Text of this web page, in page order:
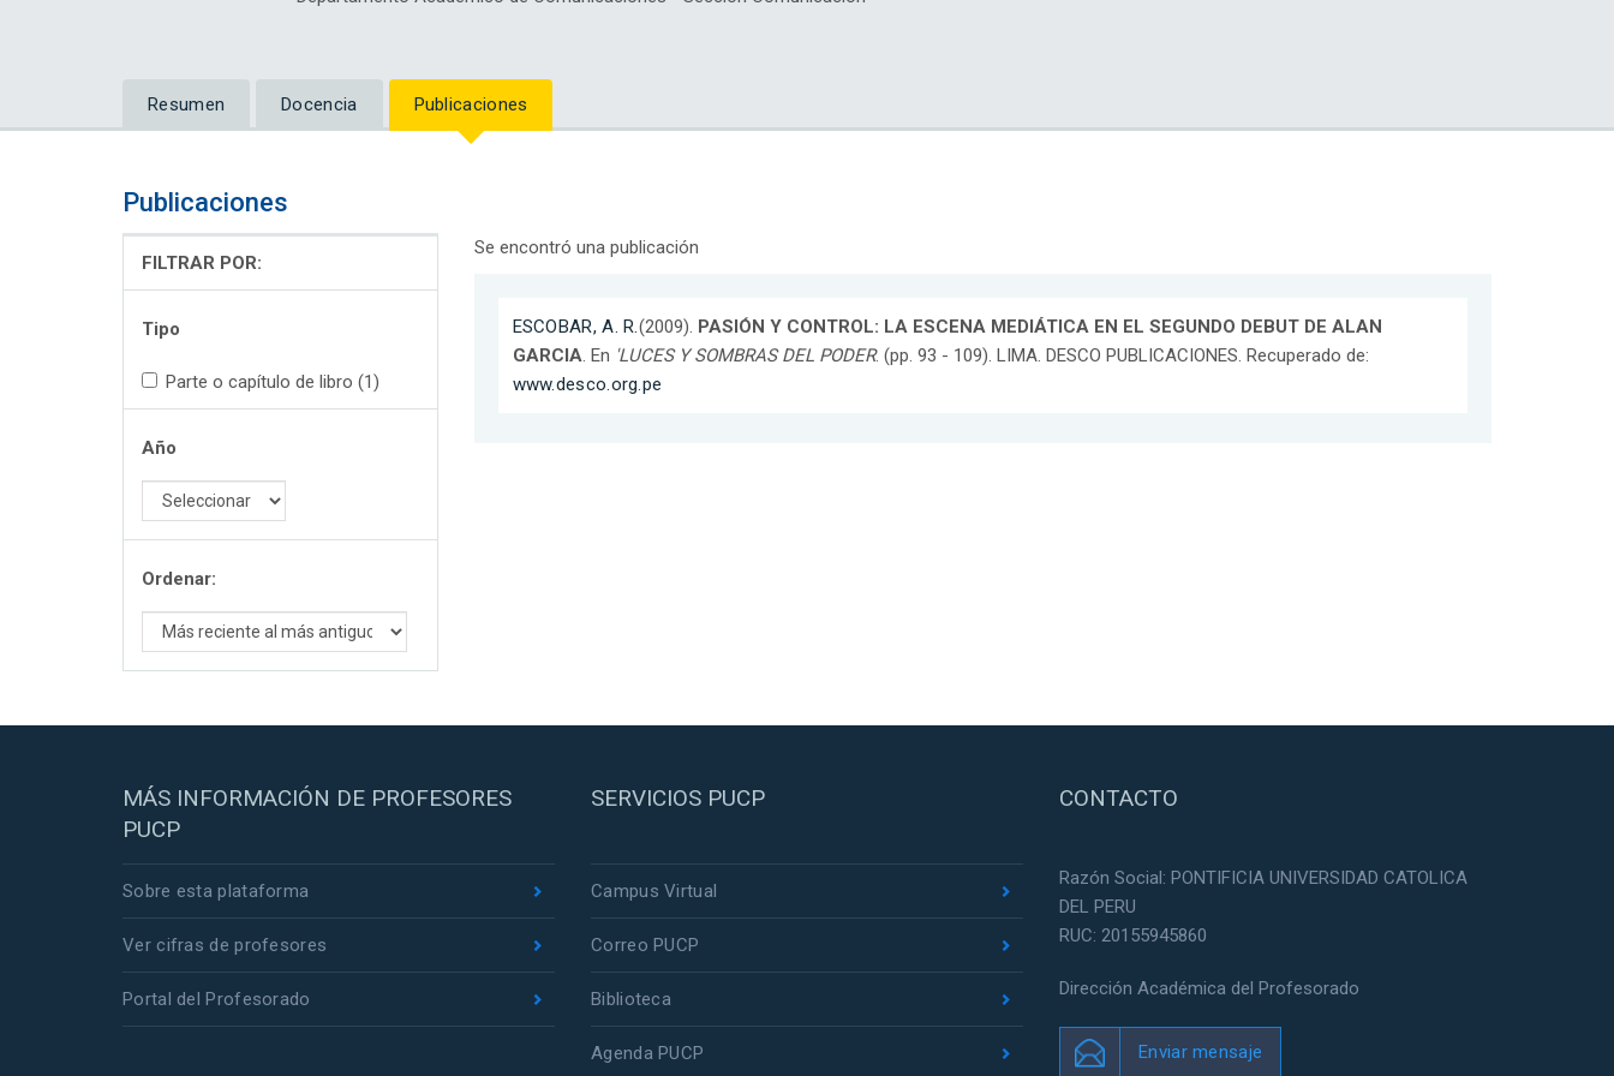
Resumen Docencia Publicaciones
Publicaciones
FILTRAR POR:
Tipo
Parte o capítulo de libro (1)
Año
Ordenar:
Se encontró una publicación
ESCOBAR, A. R.(2009). PASIÓN Y CONTROL: LA ESCENA MEDIÁTICA EN EL SEGUNDO DEBUT DE ALAN
GARCIA. En 'LUCES Y SOMBRAS DEL PODER. (pp. 93 - 109). LIMA. DESCO PUBLICACIONES. Recuperado de:
www.desco.org.pe
MÁS INFORMACIÓN DE PROFESORES
PUCP
Sobre esta plataforma
Ver cifras de profesores
Portal del Profesorado
SERVICIOS PUCP
Campus Virtual
Correo PUCP
Biblioteca
Agenda PUCP
CONTACTO
Razón Social: PONTIFICIA UNIVERSIDAD CATOLICA
DEL PERU
RUC: 20155945860
Dirección Académica del Profesorado
Enviar mensaje